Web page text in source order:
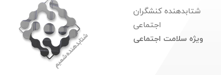
شتابدهنده کنشگران
اجتماعی
ویژه سلامت اجتماعی